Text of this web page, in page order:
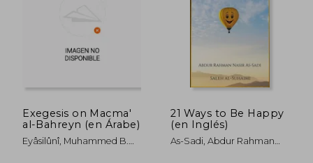
Exegesis on Macma'
al-Bahreyn (en Árabe)
Eyâsilûnî, Muhammed B.
21 Ways to Be Happy
(en Inglés)
As-Sadi, Abdur Rahman